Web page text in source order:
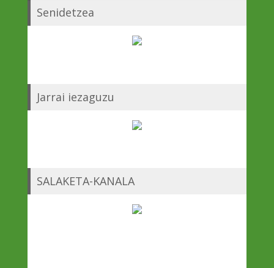
Senidetzea
Jarrai iezaguzu
SALAKETA-KANALA